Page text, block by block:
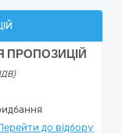
ПРОПОЗИЦІЙ
до відбору